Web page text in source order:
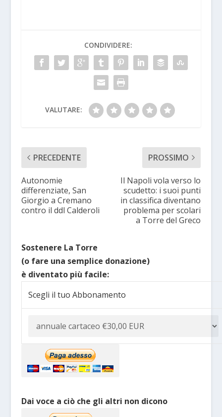
CONDIVIDERE:
VALUTARE:
PRECEDENTE
Autonomie
differenziate, San
Giorgio a Cremano
contro il ddl Calderoli
PROSSIMO
Il Napoli vola verso lo
scudetto: i suoi punti
in classifica diventano
problema per scolari
a Torre del Greco
Sostenere La Torre
(o fare una semplice donazione)
è diventato più facile:
Scegli il tuo Abbonamento
Dai voce a ciò che gli altri non dicono